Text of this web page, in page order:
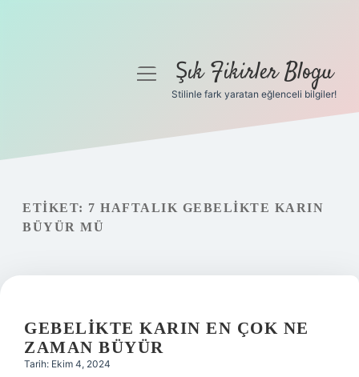
Gizlilik Politikası
Hakkımızda
menüyüŞık Fikirler Blogu
Stilinle fark yaratan eğlenceli bilgiler!
ETIKET: 7 HAFTALIK GEBELIKTE KARIN
BÜYÜR MÜ
GEBELIKTE KARIN EN ÇOK NE
ZAMAN BÜYÜR
Tarih: Ekim 4, 2024